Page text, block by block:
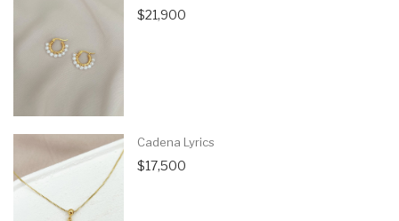
$21,900
Cadena Lyrics
$17,500